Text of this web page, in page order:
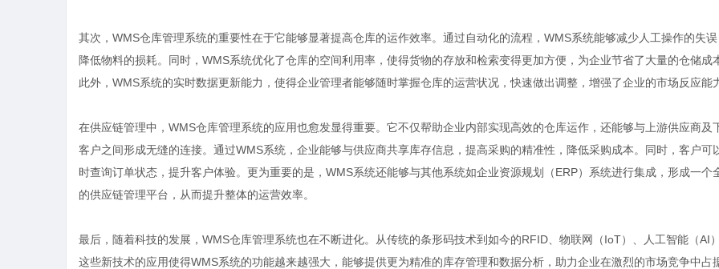
其次，WMS仓库管理系统的重要性在于它能够显著提高仓库的运作效率。通过自动化的流程，WMS系统能够减少人工操作的失误
降低物料的损耗。同时，WMS系统优化了仓库的空间利用率，使得货物的存放和检索变得更加方便，为企业节省了大量的仓储成
此外，WMS系统的实时数据更新能力，使得企业管理者能够随时掌握仓库的运营状况，快速做出调整，增强了企业的市场反应能
在供应链管理中，WMS仓库管理系统的应用也愈发显得重要。它不仅帮助企业内部实现高效的仓库运作，还能够与上游供应商及
客户之间形成无缝的连接。通过WMS系统，企业能够与供应商共享库存信息，提高采购的精准性，降低采购成本。同时，客户可
时查询订单状态，提升客户体验。更为重要的是，WMS系统还能够与其他系统如企业资源规划（ERP）系统进行集成，形成一个
的供应链管理平台，从而提升整体的运营效率。
最后，随着科技的发展，WMS仓库管理系统也在不断进化。从传统的条形码技术到如今的RFID、物联网（IoT）、人工智能（AI）
这些新技术的应用使得WMS系统的功能越来越强大，能够提供更为精准的库存管理和数据分析，助力企业在激烈的市场竞争中占